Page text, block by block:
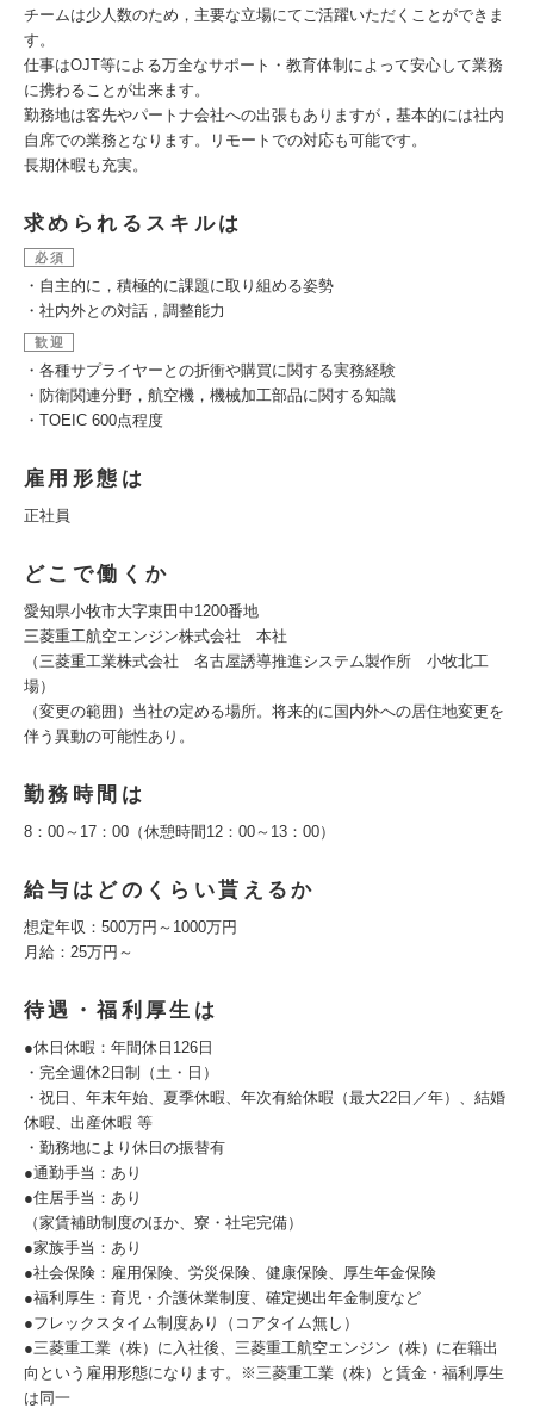
チームは少人数のため，主要な立場にてご活躍いただくことができま
す。
仕事はOJT等による万全なサポート・教育体制によって安心して業務
に携わることが出来ます。
勤務地は客先やパートナ会社への出張もありますが，基本的には社内
自席での業務となります。リモートでの対応も可能です。
長期休暇も充実。
求められるスキルは
必須
・自主的に，積極的に課題に取り組める姿勢
・社内外との対話，調整能力
歓迎
・各種サプライヤーとの折衝や購買に関する実務経験
・防衛関連分野，航空機，機械加工部品に関する知識
・TOEIC 600点程度
雇用形態は
正社員
どこで働くか
愛知県小牧市大字東田中1200番地
三菱重工航空エンジン株式会社 本社
（三菱重工業株式会社 名古屋誘導推進システム製作所 小牧北工
場）
（変更の範囲）当社の定める場所。将来的に国内外への居住地変更を
伴う異動の可能性あり。
勤務時間は
8：00～17：00（休憩時間12：00～13：00）
給与はどのくらい貰えるか
想定年収：500万円～1000万円
月給：25万円～
待遇・福利厚生は
●休日休暇：年間休日126日
・完全週休2日制（土・日）
・祝日、年末年始、夏季休暇、年次有給休暇（最大22日／年）、結婚
休暇、出産休暇 等
・勤務地により休日の振替有
●通勤手当：あり
●住居手当：あり
（家賃補助制度のほか、寮・社宅完備）
●家族手当：あり
●社会保険：雇用保険、労災保険、健康保険、厚生年金保険
●福利厚生：育児・介護休業制度、確定拠出年金制度など
●フレックスタイム制度あり（コアタイム無し）
●三菱重工業（株）に入社後、三菱重工航空エンジン（株）に在籍出
向という雇用形態になります。※三菱重工業（株）と賃金・福利厚生
は同一